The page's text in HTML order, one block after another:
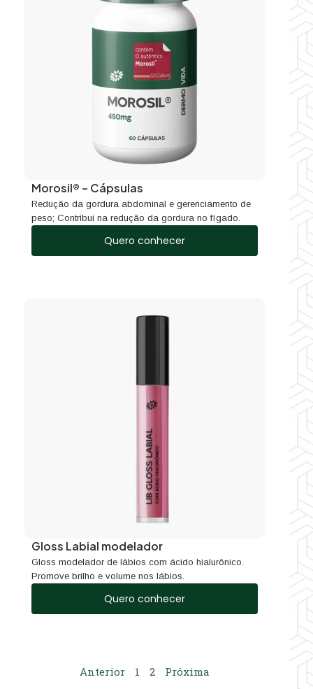
Morosil® – Cápsulas
Redução da gordura abdominal e gerenciamento de
peso; Contribui na redução da gordura no fígado.
Quero conhecer
Gloss Labial modelador
Gloss modelador de lábios com ácido hialurônico.
Promove brilho e volume nos lábios.
Quero conhecer
Anterior 1 2 Próxima